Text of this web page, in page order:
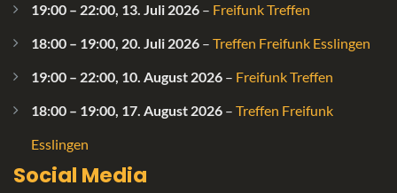
19:00 – 22:00, 13. Juli 2026 – Freifunk Treffen
18:00 – 19:00, 20. Juli 2026 – Treffen Freifunk Esslingen
19:00 – 22:00, 10. August 2026 – Freifunk Treffen
18:00 – 19:00, 17. August 2026 – Treffen Freifunk
Esslingen
Social Media